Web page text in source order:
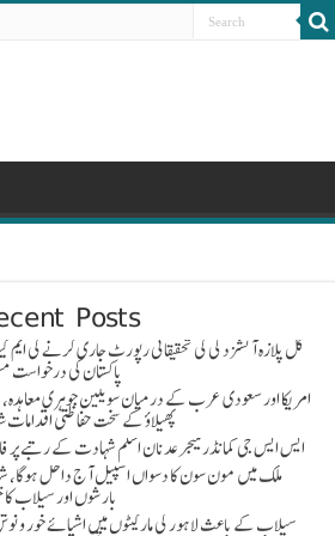
Posts
گل پلازہ آتشزدگی کی تحقیقاتی رپورٹ جاری کرنے کی ایم
پاکستان کی درخواست
امریکا اور سعودی عرب کے درمیان سویلین جوہری
پھیلاؤ کے سخت حفاظتی اقدامات
ایس ایس جی کمانڈر میجر عدنان اسلم شہادت کے رتبے پر
ملک میں مون سون کا دسواں اسپیل آج داخل ہوگا،
بارشوں اور سیلاب
سیلاب کے باعث لاہور کی مارکیٹوں میں اشیائے خور و